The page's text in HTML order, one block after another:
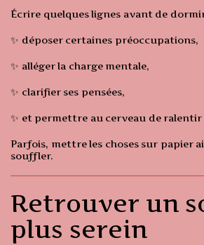
Écrire quelques lignes avant de
✨ déposer certaines préoccupations,
✨ alléger la charge mentale,
✨ clarifier ses pensées,
✨ et permettre au cerveau de
Parfois, mettre les choses sur papier
souffler.
Retrouver un
plus serein